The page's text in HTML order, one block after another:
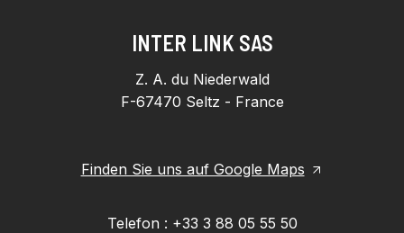
INTER LINK SAS
Z. A. du Niederwald
F-67470 Seltz - France
Finden Sie uns auf Google Maps
Telefon : +33 3 88 05 55 50